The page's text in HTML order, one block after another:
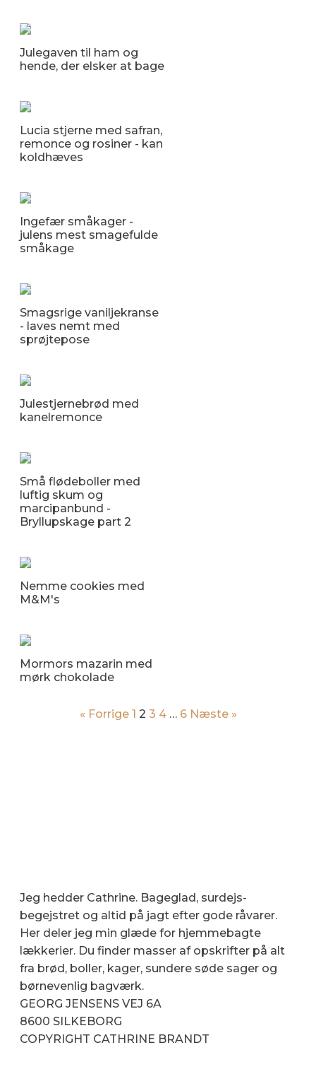
Julegaven til ham og
hende, der elsker at bage
Lucia stjerne med safran,
remonce og rosiner - kan
koldhæves
Ingefær småkager -
julens mest smagefulde
småkage
Smagsrige vaniljekranse
- laves nemt med
sprøjtepose
Julestjernebrød med
kanelremonce
Små flødeboller med
luftig skum og
marcipanbund -
Bryllupskage part 2
Nemme cookies med
M&M's
Mormors mazarin med
mørk chokolade
« Forrige 1 2 3 4 … 6 Næste »
Jeg hedder Cathrine. Bageglad, surdejs-
begejstret og altid på jagt efter gode råvarer.
Her deler jeg min glæde for hjemmebagte
lækkerier. Du finder masser af opskrifter på alt
fra brød, boller, kager, sundere søde sager og
børnevenlig bagværk.
GEORG JENSENS VEJ 6A
8600 SILKEBORG
COPYRIGHT CATHRINE BRANDT